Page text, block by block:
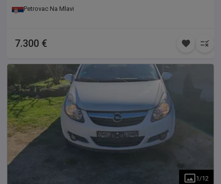
vaše vozilo moram platiti ugovore, porez na prenos, srediti šta
treba da se sredi na njemu i naći mu novog kupca, a za moj
ja, prihvatajući vašu ponudu za zamenu, činim vama uslugu a to
senzore pozadi, ABS, Centralnu bravu, Daljinsko zaključavanje,
priključkom, Dnevno svetlo, Opciju automatskog paljenja
volanu, Vazdušne jastuke, Elektronsko podešavanje visine
farova, Rezervni točak sa opremom, Sistem protiv
proklizavanja itd... Sva naša vozila, za razliku od većine koja se
u današnje vreme prodaju, IMAJU FABRIČKI KATALIZATOR ili
FAP FILTER NA SEBI koji nikada nije skidan... Takođe sva naša
pristigla vozila prolaze detaljne preglede kod naših ovlašćenih
mehaničara i auto-električara, gde se svi uočeni nedostaci
otklanjaju i popravljaju a kupac dobija sigurno i provereno vozilo
za učešće u saobraćaju.. Ide na ime kupca tj. Plaćena carina,
porez i POTVRDA AUTO-MOTO SAVEZA... Kupcu ostaje samo
registracija koju završava istog dana... Gratis prevoz do
najbližeg Tehničkog Pregleda za probne table ili registraciju, kao
Petrovac Na Mlavi
7.300 €
1 /12